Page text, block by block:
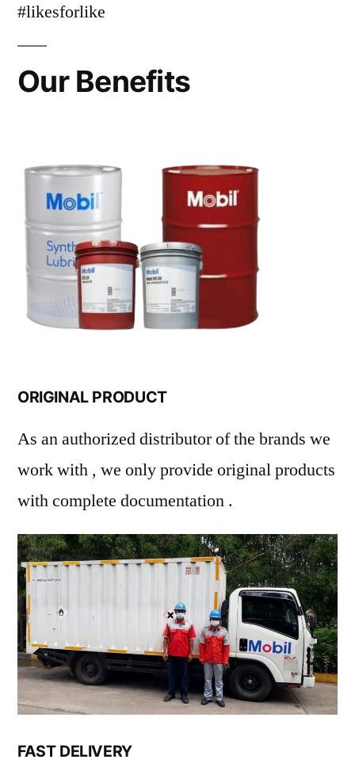
#likesforlike
Our Benefits
ORIGINAL PRODUCT
As an authorized distributor of the brands we
work with , we only provide original products
with complete documentation .
FAST DELIVERY